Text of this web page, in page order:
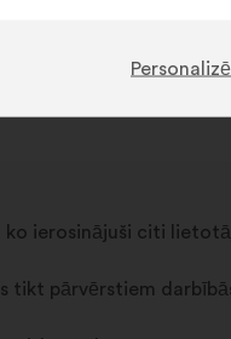
tiesības
ko ierosinājuši citi
tikt pārvērstiem